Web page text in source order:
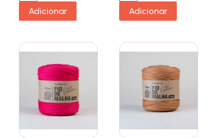
Adicionar Adicionar